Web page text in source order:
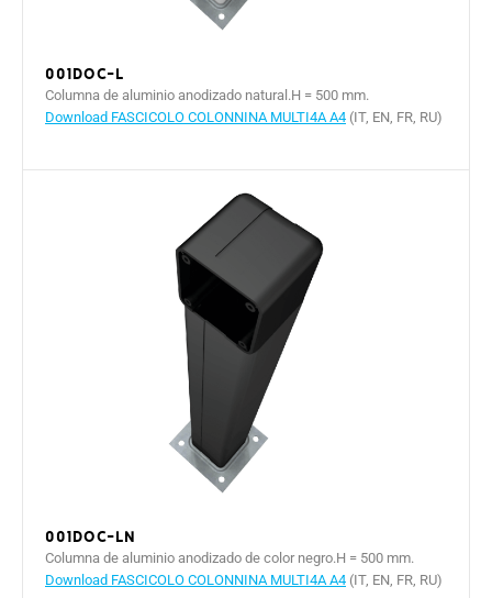
001DOC-L
Columna de aluminio anodizado natural.H = 500 mm.
Download FASCICOLO COLONNINA MULTI4A A4 (IT, EN, FR, RU)
001DOC-LN
Columna de aluminio anodizado de color negro.H = 500 mm.
Download FASCICOLO COLONNINA MULTI4A A4 (IT, EN, FR, RU)